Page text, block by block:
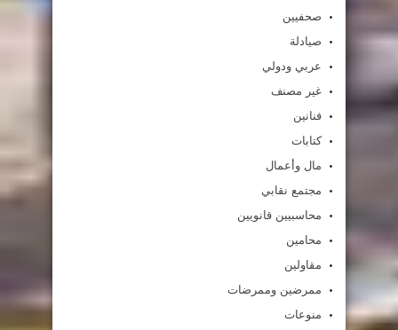
صحفيين
صيادلة
عربي ودولي
غير مصنف
فنانين
كتابات
مال وأعمال
مجتمع نقابي
محاسبيين قانويين
محامين
مقاولين
ممرضين وممرضات
منوعات